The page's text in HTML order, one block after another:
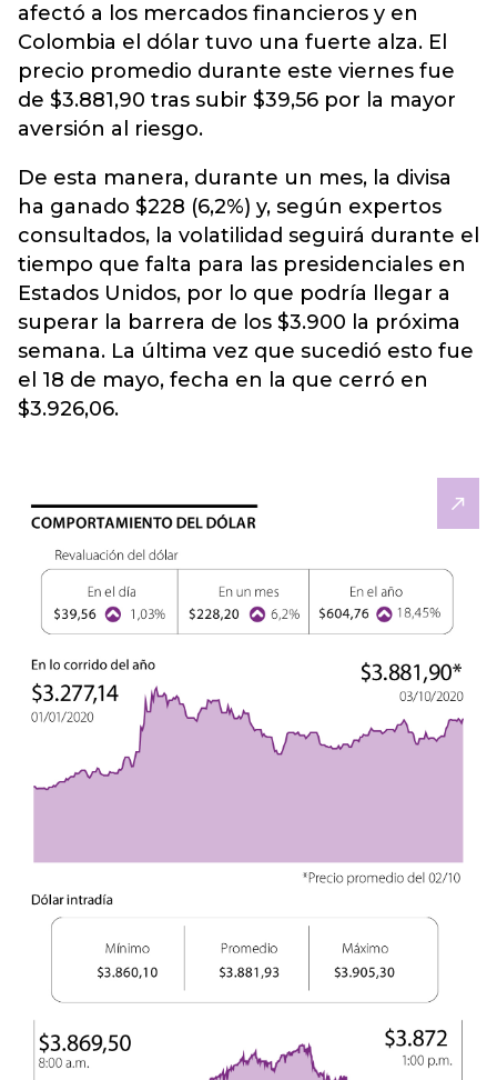
afectó a los mercados financieros y en
Colombia el dólar tuvo una fuerte alza. El
precio promedio durante este viernes fue
de $3.881,90 tras subir $39,56 por la mayor
aversión al riesgo.
De esta manera, durante un mes, la divisa
ha ganado $228 (6,2%) y, según expertos
consultados, la volatilidad seguirá durante el
tiempo que falta para las presidenciales en
Estados Unidos, por lo que podría llegar a
superar la barrera de los $3.900 la próxima
semana. La última vez que sucedió esto fue
el 18 de mayo, fecha en la que cerró en
$3.926,06.